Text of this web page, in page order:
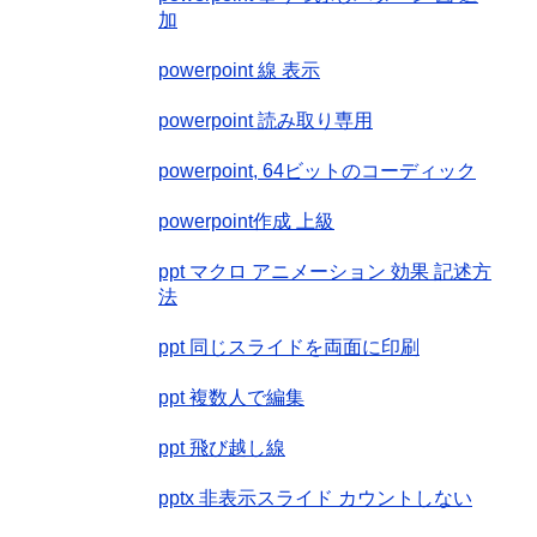
加
powerpoint 線 表示
powerpoint 読み取り専用
powerpoint, 64ビットのコーディック
powerpoint作成 上級
ppt マクロ アニメーション 効果 記述方
法
ppt 同じスライドを両面に印刷
ppt 複数人で編集
ppt 飛び越し線
pptx 非表示スライド カウントしない